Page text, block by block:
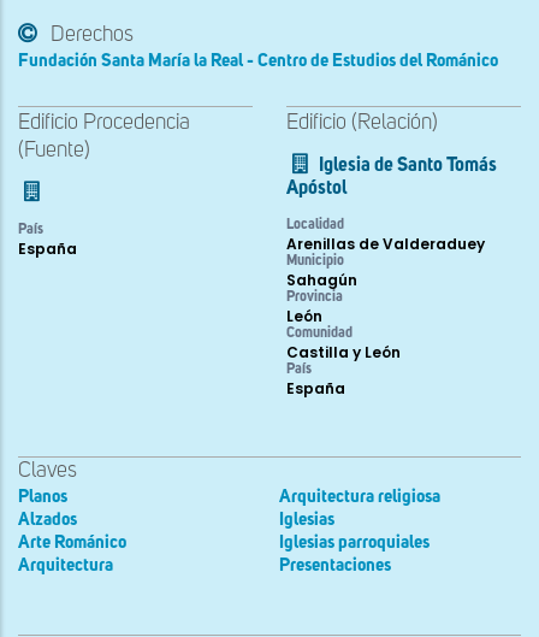
Derechos
Fundación Santa María la Real - Centro de Estudios del Románico
Edificio Procedencia
(Fuente)
País
España
Edificio (Relación)
Iglesia de Santo Tomás
Apóstol
Localidad
Arenillas de Valderaduey
Municipio
Sahagún
Provincia
León
Comunidad
Castilla y León
País
España
Claves
Planos
Alzados
Arte Románico
Arquitectura
Arquitectura religiosa
Iglesias
Iglesias parroquiales
Presentaciones